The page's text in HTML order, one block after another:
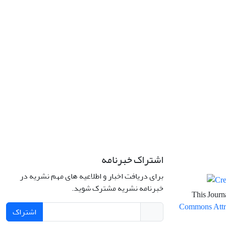
This
Commons
اشتراک خبرنامه
برای دریافت اخبار و اطلاعیه های مهم نشریه در
خبرنامه نشریه مشترک شوید.
اشتراک